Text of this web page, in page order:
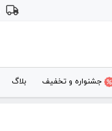
جشنواره و تخفیف بلاگ